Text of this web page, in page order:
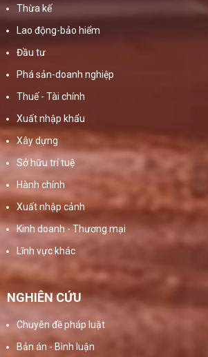
Thừa kế
Lao động-bảo hiểm
Đầu tư
Phá sản-doanh nghiệp
Thuế - Tài chính
Xuất nhập khẩu
Xây dựng
Sở hữu trí tuệ
Hành chính
Xuất nhập cảnh
Kinh doanh - Thương mại
Lĩnh vực khác
NGHIÊN CỨU
Chuyên đề pháp luật
Bản án - Bình luận